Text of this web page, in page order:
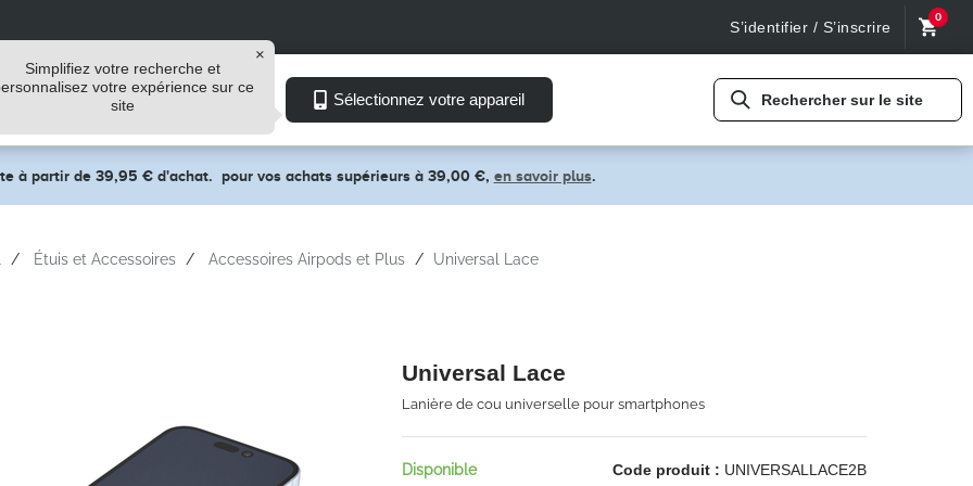
S’identifier / S’inscrire
0
Explorer
Simplifiez votre recherche et
votre expérience sur ce
site
Sélectionnez votre appareil Rechercher sur le site
à partir de 39,95 € d'achat. pour vos achats supérieurs à 39,00 €, en savoir plus.
Étuis et Accessoires Accessoires Airpods et Plus Universal Lace
Universal Lace
Lanière de cou universelle pour smartphones
Disponible Code produit : UNIVERSALLACE2B